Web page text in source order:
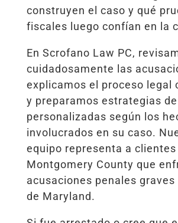
construyen el caso y qué
fiscales luego confían en la
En Scrofano Law PC,
cuidadosamente las
explicamos el proceso legal
y preparamos estrategias
personalizadas según los
involucrados en su caso.
equipo representa a
Montgomery County que
acusaciones penales
de Maryland.